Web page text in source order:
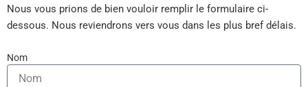
Nous vous prions de bien vouloir remplir le formulaire ci-
dessous. Nous reviendrons vers vous dans les plus bref délais.
Nom